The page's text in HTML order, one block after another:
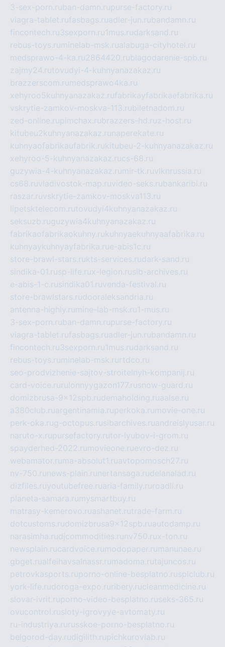
3-sex-porn.ruban-damn.rupurse-factory.ru
viagra-tablet.rufasbags.ruadler-jun.rubandamn.ru
fincontech.ru3sexporn.ru1mus.rudarksand.ru
rebus-toys.ru minelab-msk.rualabuga-cityhotel.ru
medsprawo-4-ka.ru2864420.rublagodarenie-spb.ru
zajmy24.rutovudyi-4-kuhnyanazakaz.ru
brazzerscom.ru medsprawo4ka.ru
xehyroo5kuhnyanazakaz.rufabrikayfabrikaefabrika.ru
vskrytie-zamkov-moskva-113.rubiletnadom.ru
zed-online.rupimchax.rubrazzers-hd.ruz-host.ru
kitubeu2kuhnyanazakaz.ru naperekate.ru
kuhnyaofabrikaufabrik.rukitubeu-2-kuhnyanazakaz.ru
xehyroo-5-kuhnyanazakaz.rucs-68.ru
guzywia-4-kuhnyanazakaz.ru mir-tk.ruvlknrussia.ru
cs68.ruvladivostok-map.ruvideo-seks.rubankaribi.ru
raszar.ruvskrytie-zamkov-moskva113.ru
lipetsktelecom.rutovudyi4kuhnyanazakaz.ru
seksuzb.ruguzywia4kuhnyanazakaz.ru
fabrikaofabrikaokuhny.rukuhnyaekuhnyaafabrika.ru
kuhnyaykuhnyayfabrika.rue-abis1c.ru
store-brawl-stars.rukts-services.rudark-sand.ru
sindika-01.rusp-life.rux-legion.rusib-archives.ru
e-abis-1-c.rusindika01.ruvenda-festival.ru
store-brawlstars.rudooraleksandria.ru
antenna-highly.ru mine-lab-msk.ru1-mus.ru
3-sex-porn.ruban-damn.rupurse-factory.ru
viagra-tablet.rufasbags.ruadler-jun.rubandamn.ru
fincontech.ru3sexporn.ru1mus.rudarksand.ru
rebus-toys.ru minelab-msk.ru rtdco.ru
seo-prodvizhenie-sajtov-stroitelnyh-kompanij.ru
card-voice.ru rulonnyygazon177.rusnow-guard.ru
domizbrusa-9x12spb.rudemaholding.ruaalse.ru
a380club.ruargentinamia.ruperkoka.ru movie-one.ru
perk-oka.rug-octopus.rusibarchives.ruandreislyusar.ru
naruto-x.rupursefactory.rutor-lyubov-i-grom.ru
spayderhed-2022.ru movieone.ruevro-dez.ru
webamator.ru ma-absolut1.ruavtopomosch27.ru
nv-750.ru news-plain.ru nertansaga.rudelanalad.ru
dizfiles.ruyoutubefree.ruaria-family.ru roadli.ru
planeta-samara.ru mysmartbuy.ru
matrasy-kemerovo.ruashanet.rutrade-farm.ru
dotcustoms.rudomizbrusa9x12spb.ruautodamp.ru
narasimha.rudjcommodities.ru nv750.rux-ton.ru
newsplain.rucardvoice.ru modopaper.ru manunae.ru
gbget.rualfeihavsalnassr.ru madoma.rutajuncos.ru
petrovkasports.ruporno-online-besplatno.rusplclub.ru
york-life.rudoroga-expo.ru ribery.rucleanmedicine.ru
slovar-ivrit.ruporno-video-besplatno.ruseks-365.ru
ovucontrol.rusloty-igrovyye-avtomaty.ru
ru-industriya.ru russkoe-porno-besplatno.ru
belgorod-day.rudigilith.rupichkurovlab.ru